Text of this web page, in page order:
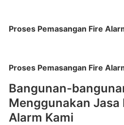
Proses Pemasangan Fire
Proses Pemasangan Fire
Bangunan-
Menggunakan Jasa
Alarm Kami